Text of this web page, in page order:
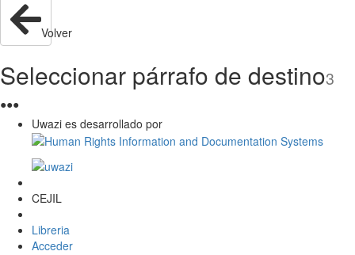
Volver
Seleccionar párrafo de destino3
●●●
Uwazi es desarrollado por
CEJIL
Libreria
Acceder